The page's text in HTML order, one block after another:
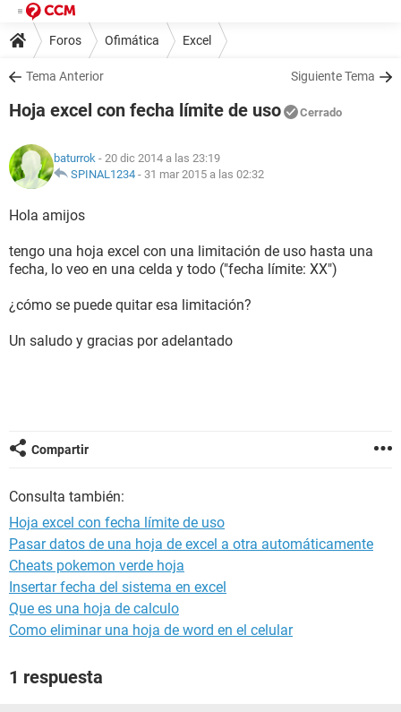
Foros Ofimática Excel
Tema Anterior Siguiente Tema
Hoja excel con fecha límite de uso Cerrado
baturrok - 20 dic 2014 a las 23:19
SPINAL1234 - 31 mar 2015 a las 02:32
Hola amijos
tengo una hoja excel con una limitación de uso hasta una
fecha, lo veo en una celda y todo ("fecha límite: XX")
¿cómo se puede quitar esa limitación?
Un saludo y gracias por adelantado
Compartir
Consulta también:
Hoja excel con fecha límite de uso
Pasar datos de una hoja de excel a otra automáticamente
Cheats pokemon verde hoja
Insertar fecha del sistema en excel
Que es una hoja de calculo
Como eliminar una hoja de word en el celular
1 respuesta